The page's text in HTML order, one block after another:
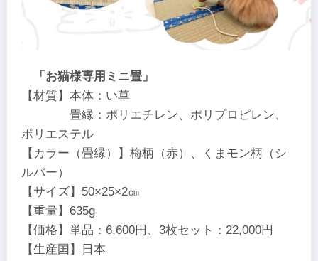
「お猫様専用ミニ畳」
【材質】本体：い草
畳縁：ポリエチレン、ポリプロピレン、
ポリエステル
【カラー（畳縁）】梅柄（赤）、くまモン柄（シ
ルバー）
【サイズ】50×25×2㎝
【重量】635g
【価格】単品：6,600円、3枚セット：22,000円
【生産国】日本